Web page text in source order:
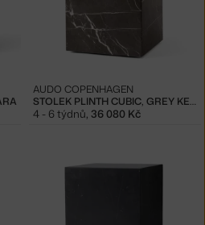
STOLEK PLINTH CUBIC, GREY KENDZO
AUDO COPENHAGEN
4 - 6 týdnů, 36 080 Kč